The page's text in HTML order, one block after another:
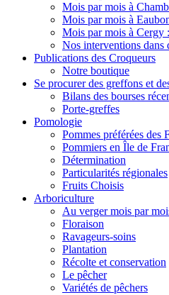
Mois par mois à
Mois par mois à
Mois par mois à
Nos interventions dans
Publications des Croqueurs
Notre boutique
Se procurer des greffons et
Bilans des bourses
Porte-greffes
Pomologie
Pommes préférées des
Pommiers en Île de
Détermination
Particularités régionales
Fruits Choisis
Arboriculture
Au verger mois par
Floraison
Ravageurs-soins
Plantation
Récolte et conservation
Le pêcher
Variétés de pêchers